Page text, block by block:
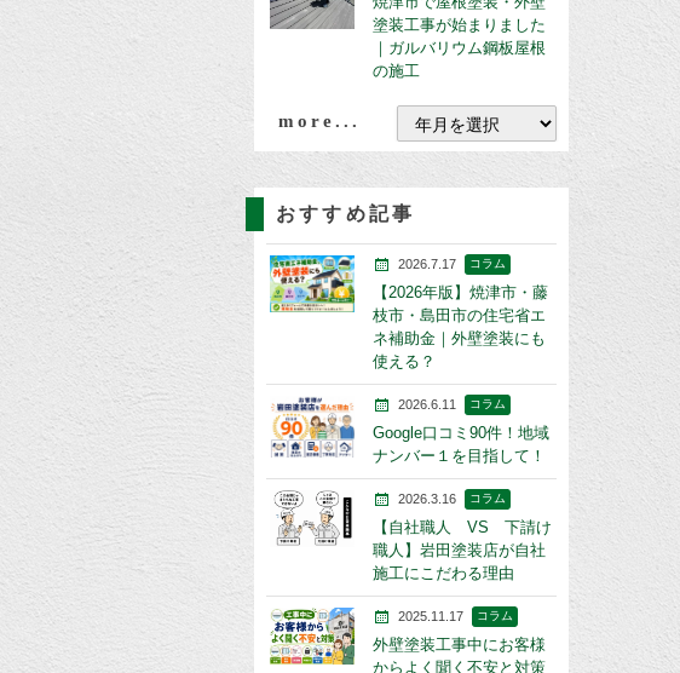
塗装工事が始まりました
｜ガルバリウム鋼板屋根
の施工
more...
おすすめ記事
2026.7.17 コラム
【2026年版】焼津市・藤
枝市・島田市の住宅省エ
ネ補助金｜外壁塗装にも
使える？
2026.6.11 コラム
Google口コミ90件！地域
ナンバー１を目指して！
2026.3.16 コラム
【自社職人 VS 下請け
職人】岩田塗装店が自社
施工にこだわる理由
2025.11.17 コラム
外壁塗装工事中にお客様
からよく聞く不安と対策